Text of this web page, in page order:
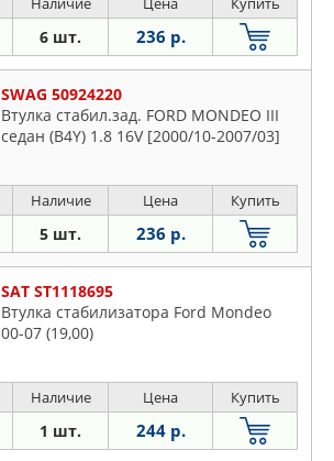
6 шт. 236 р.
SWAG 50924220
Втулка стабил.зад. FORD MONDEO III
седан (B4Y) 1.8 16V [2000/10-2007/03]
Наличие Цена Купить
5 шт. 236 р.
SAT ST1118695
Втулка стабилизатора Ford Mondeo
00-07 (19,00)
Наличие Цена Купить
1 шт. 244 р.